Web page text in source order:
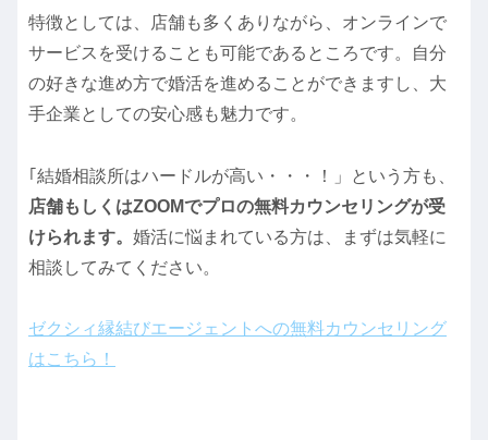
特徴としては、店舗も多くありながら、オンラインで
サービスを受けることも可能であるところです。自分
の好きな進め方で婚活を進めることができますし、大
手企業としての安心感も魅力です。
｢結婚相談所はハードルが高い・・・！」という方も、
店舗もしくはZOOMでプロの無料カウンセリングが受
けられます。 婚活に悩まれている方は、まずは気軽に
相談してみてください。
ゼクシィ縁結びエージェントへの無料カウンセリング
はこちら！